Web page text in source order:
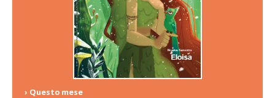
› Questo mese